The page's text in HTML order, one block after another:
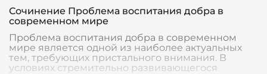
Сочинение Проблема воспитания добра в
современном мире
Проблема воспитания добра в современном
мире является одной из наиболее актуальных
тем, требующих пристального внимания. В
условиях стремительно развивающегося